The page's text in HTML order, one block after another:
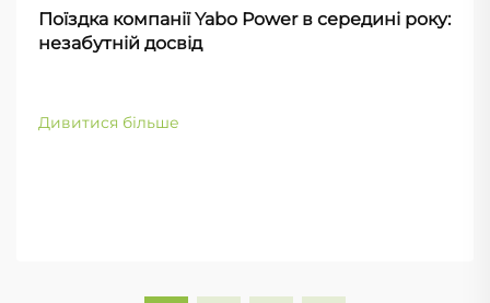
Поїздка компанії Yabo Power в середині року:
незабутній досвід
Дивитися більше